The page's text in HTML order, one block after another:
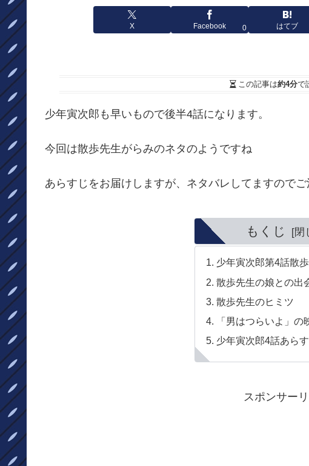
X Facebook 0 はてブ
この記事は約4分で
少年寅次郎も早いもので後半4話になります。
今回は散歩先生がらみのネタのようですね
あらすじをお届けしますが、ネタバレしてますのでご
もくじ
少年寅次郎第4話散
散歩先生の娘との出
散歩先生のヒミツ
「男はつらいよ」の
少年寅次郎4話あらす
スポンサー